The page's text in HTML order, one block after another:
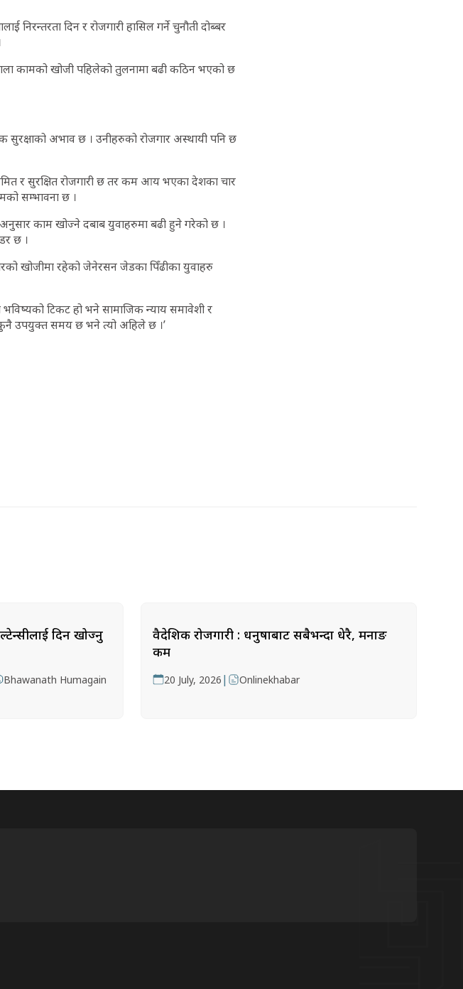
निरन्तरता दिन र रोजगारी हासिल गर्ने चुनौती दोब्बर
कामको खोजी पहिलेको तुलनामा बढी कठिन भएको छ
अभाव छ । उनीहरुको रोजगार अस्थायी पनि छ
र सुरक्षित रोजगारी छ तर कम आय भएका देशका चार
सम्भावना छ ।
काम खोज्ने दबाब युवाहरुमा बढी हुने गरेको छ ।
छ ।
खोजीमा रहेको जेनेरसन जेडका पिँढीका युवाहरु
टिकट हो भने सामाजिक न्याय समावेशी र
कुनै उपयुक्त समय छ भने त्यो अहिले छ ।’
दिन खोज्नु
Bhawanath Humagain
वैदेशिक रोजगारी : धनुषाबाट सबैभन्दा धेरै, मनाङ
कम
20 July, 2026 | Onlinekhabar